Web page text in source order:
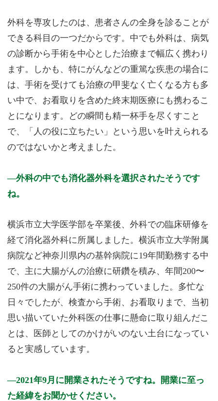
外科を専攻したのは、患者さんの全身を診ることが
できる科目の一つだからです。中でも外科は、病気
の診断から手術を中心とした治療まで幅広く携わり
ます。しかも、特にがんなどの重篤な疾患の場合に
は、手術を受けても治療の甲斐なく亡くなる方も多
い中で、お看取りを含めた終末期医療にも携わるこ
とになります。どの瞬間も精一杯手を尽くすこと
で、「人の役に立ちたい」という思いを叶えられる
のではないかと考えました。
外科の中でも消化器外科を選択されたそうです
ね。
横浜市立大学医学部を卒業後、外科での臨床研修を
経て消化器外科に所属しました。横浜市立大学附属
病院など神奈川県内の基幹病院に19年間勤務する中
で、主に大腸がんの治療に研鑽を積み、年間200〜
250件の大腸がん手術に携わっていました。多忙な
日々でしたが、検査から手術、お看取りまで、当初
思い描いていた外科医の仕事に懸命に取り組んだこ
とは、医師としてのかけがいのない土台になってい
ると実感しています。
2021年9月に開業されたそうですね。開業に至っ
た経緯をお聞かせください。